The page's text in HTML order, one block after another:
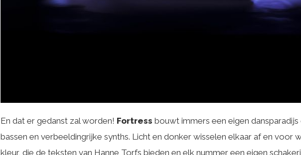
En dat er gedanst zal worden! Fortress bouwt immers een eigen
bassen en verbeeldingrijke synths. Licht en donker wisselen elkaar af en voor
kleur, die de teksten van Hanne Torfs bieden en elk nummer een eigen